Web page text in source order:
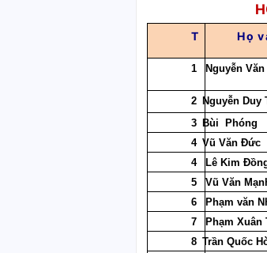
T Họ
1 Nguyễn
2 Nguyễn Duy
3 Bùi Phóng
4 Vũ Văn Đức
4
Lê Kim
5
Vũ Văn
6
Phạm văn
7
Phạm Xuân
8 Trần Quốc